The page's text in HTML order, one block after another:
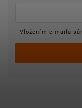
Vložením e-mailu